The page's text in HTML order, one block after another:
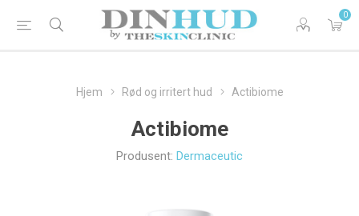
0
Hjem Rød og irritert hud Actibiome
Actibiome
Produsent: Dermaceutic